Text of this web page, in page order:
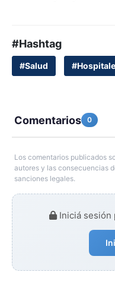
#Hashtag
#Salud
Comentarios 0
Los comentarios publicados
autores y las consecuencias
sanciones legales.
Iniciá sesión